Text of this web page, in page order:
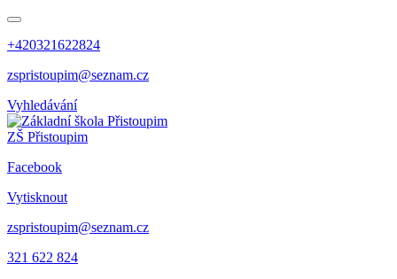
+420321622824
zspristoupim@seznam.cz
Vyhledávání
ZŠ Přistoupim
Facebook
Vytisknout
zspristoupim@seznam.cz
321 622 824